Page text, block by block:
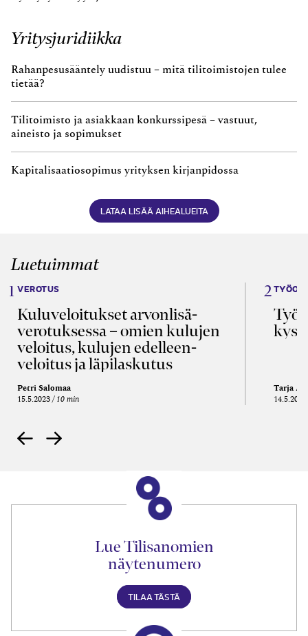
Yritysjuridiikka
Rahanpesusääntely uudistuu – mitä tilitoimistojen tulee
tietää?
Tilitoimisto ja asiakkaan konkurssipesä – vastuut,
aineisto ja sopimukset
Kapitalisaatiosopimus yrityksen kirjanpidossa
LATAA LISÄÄ AIHEALUEITA
Luetuimmat
VEROTUS
Kulu­veloitukset arvon­lisä­
verotuksessa – omien kulujen
veloitus, kulujen edelleen­
veloitus ja läpi­laskutus
Petri Salomaa
15.5.2023 10 min
Tarja
14.5.2021
Lue Tilisanomien
näytenumero
TILAA TÄSTÄ